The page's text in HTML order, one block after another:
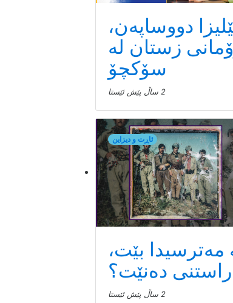
دووساپەن،
زستان لە
سۆکچۆ
2 ساڵ پێش ئێستا
ئاڕت و دیزاین
بێت،
دەنێت؟
2 ساڵ پێش ئێستا